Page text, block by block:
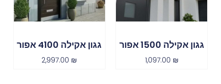
גגון אקילה 1500 אפור
1,097.00 ₪
גגון אקילה 4100 אפור
2,997.00 ₪